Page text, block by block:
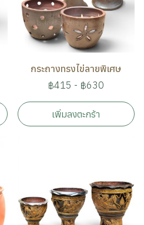
กระถางทรงไข่ลายพิเศษ
฿415 - ฿630
เพิ่มลงตะกร้า